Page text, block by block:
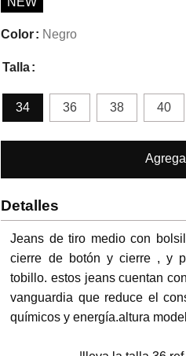
Color Negro
Talla
34 36 38 40
Detalles
Jeans de tiro medio con
cierre de botón y cierre , y
tobillo. estos jeans cuentan
vanguardia que reduce el
químicos y energía.altura